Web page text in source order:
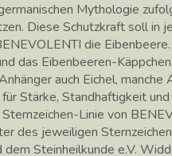
Mythologie
Diese Schutzkraft soll in
die
das Eibenbeeren-
auch Eichel,
Stärke, Standhaftigkeit
Linie von
des jeweiligen
dem Steinheilkunde e.V.